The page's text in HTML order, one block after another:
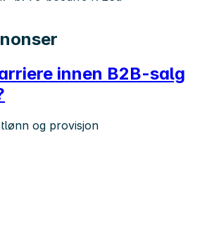
innen B2B-salg
og provisjon